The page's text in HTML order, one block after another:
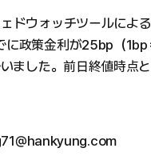
ドウォッチツールによる
政策金利が25bp（1bp
した。前日終値時点と